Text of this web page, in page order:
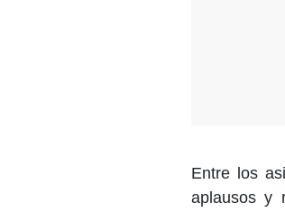
Entre los
aplausos y